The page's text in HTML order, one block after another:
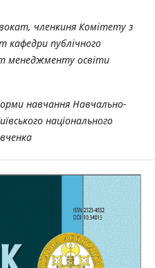
членкиня Комітету з
кафедри публічного
менеджменту освіти
навчання Навчально-
національного